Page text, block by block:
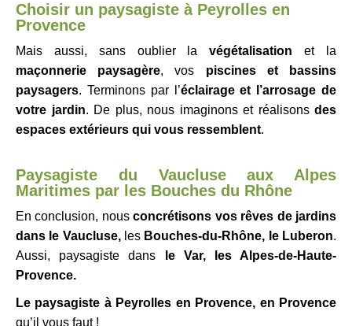
Choisir un paysagiste à Peyrolles en
Provence
Mais aussi, sans oublier lavégétalisation et la
maçonnerie paysagère, vos piscines et bassins
paysagers. Terminons par l’éclairage et l’arrosage de
votre jardin. De plus, nous imaginons et réalisons des
espaces extérieurs qui vous ressemblent.
Paysagiste du Vaucluse aux Alpes
Maritimes par les Bouches du Rhône
En conclusion, nousconcrétisons vos rêves de jardins
dans le Vaucluse, les Bouches-du-Rhône, le Luberon.
Aussi, paysagiste dans le Var, les Alpes-de-Haute-
Provence.
Le paysagiste à Peyrolles en Provence, en Provence
qu’il vous faut !